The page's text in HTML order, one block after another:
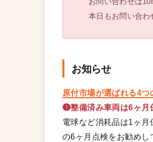
本日もお問い合わ
お知らせ
原付市場が選ばれる4つ
❶整備済み車両は6ヶ月
電球など消耗品は1ヶ
の6ヶ月点検をお勧めし